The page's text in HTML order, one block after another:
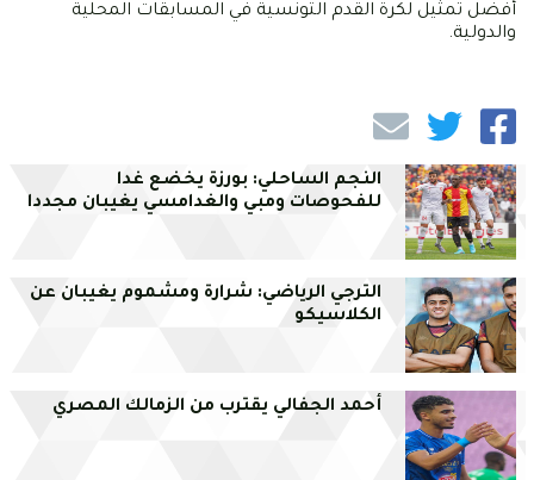
أفضل تمثيل لكرة القدم التونسية في المسابقات المحلية
والدولية.
النجم الساحلي: بورزة يخضع غدا
للفحوصات ومبي والغدامسي يغيبان مجددا
الترجي الرياضي: شرارة ومشموم يغيبان عن
الكلاسيكو
أحمد الجفالي يقترب من الزمالك المصري